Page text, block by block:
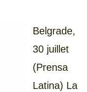
Belgrade,
30 juillet
(Prensa
Latina) La